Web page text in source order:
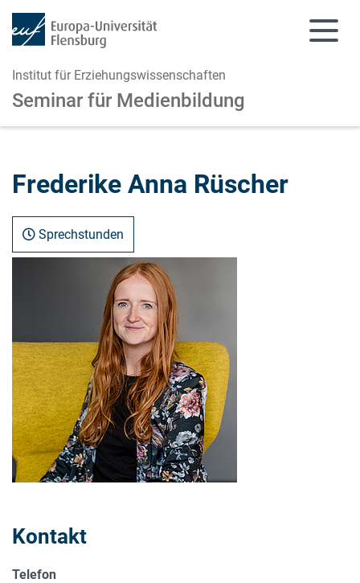
Institut für Erziehungswissenschaften
Seminar für Medienbildung
Frederike Anna Rüscher
Sprechstunden
Kontakt
Telefon